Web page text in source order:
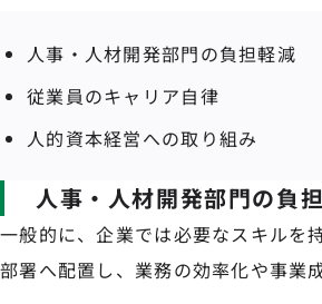
人事・人材開発部門の負担軽減
従業員のキャリア自律
人的資本経営への取り組み
人事・人材開発部門の負
一般的に、企業では必要なスキルを
部署へ配置し、業務の効率化や事業